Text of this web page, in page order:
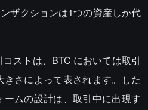
ザクションは1つの資産しか代
ストは、BTC においては取引
さによって表されます。した
ムの設計は、取引中に出現す